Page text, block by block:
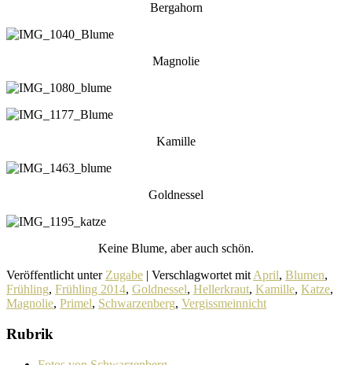
Bergahorn
Magnolie
Kamille
Goldnessel
Keine Blume, aber auch schön.
Veröffentlicht unter Zugabe | Verschlagwortet mit April, Blumen,
Frühling, Frühling 2014, Goldnessel, Hellerkraut, Kamille, Katze,
Magnolie, Primel, Schwarzenberg, Vergissmeinnicht
Rubrik